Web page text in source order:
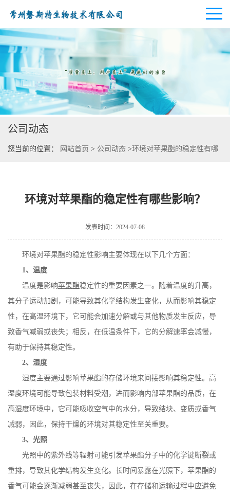
公司首页
公司介绍
公司动态
公司动态
您当前的位置： 网站首页 > 公司动态 >环境对苹果酯的稳定性有哪
环境对苹果酯的稳定性有哪些影响？
发表时间：2024-07-08
环境对苹果酯的稳定性影响主要体现在以下几个方面：
1、温度
温度是影响苹果酯稳定性的重要因素之一。随着温度的升高，
其分子运动加剧，可能导致其化学结构发生变化，从而影响其稳定
性，在高温环境下，它可能会加速分解或与其他物质发生反应，导
致香气减弱或丧失；相反，在低温条件下，它的分解速率会减慢，
有助于保持其稳定性。
2、湿度
湿度主要通过影响苹果酯的存储环境来间接影响其稳定性。高
湿度环境可能导致包装材料受潮，进而影响内部苹果酯的品质，在
高湿度环境中，它可能吸收空气中的水分，导致结块、变质或香气
减弱，因此，保持干燥的环境对其稳定性至关重要。
3、光照
光照中的紫外线等辐射可能引发苹果酯分子中的化学键断裂或
重排，导致其化学结构发生变化。长时间暴露在光照下，苹果酯的
香气可能会逐渐减弱甚至丧失，因此，在存储和运输过程中应避免